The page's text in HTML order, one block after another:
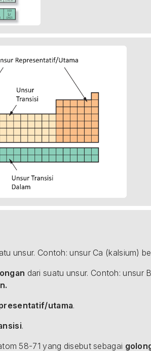
unsur. Contoh: unsur Ca (kalsium)
dari suatu unsur. Contoh: unsur
utama.
.
58-71 yang disebut sebagai